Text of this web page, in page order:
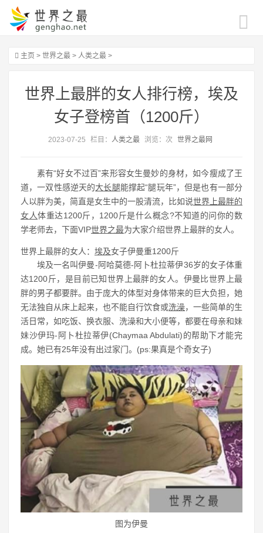
主页 > 世界之最 > 人类之最 >
世界上最胖的女人排行榜，埃及
女子登榜首（1200斤）
2023-07-25 栏目： 人类之最 浏览： 次 世界之最网
素有“好女不过百”来形容女生曼妙的身材，如今瘦成了王
道，一双性感逆天的大长腿能撑起“腿玩年”，但是也有一部分
人以胖为美，简直是女生中的一股清流，比如说世界上最胖的
女人体重达1200斤，1200斤是什么概念?不知道的问你的数
学老师去，下面VIP世界之最为大家介绍世界上最胖的女人。
世界上最胖的女人： 埃及女子伊曼重1200斤
埃及一名叫伊曼-阿哈莫德-阿卜杜拉蒂伊36岁的女子体重
达1200斤，是目前已知世界上最胖的女人。伊曼比世界上最
胖的男子都要胖。由于庞大的体型对身体带来的巨大负担，她
无法独自从床上起来，也不能自行饮食或洗澡，一些简单的生
活日常，如吃饭、换衣服、洗澡和大小便等，都要在母亲和妹
妹沙伊玛-阿卜杜拉蒂伊(Chaymaa Abdulati)的帮助下才能完
成。她已有25年没有出过家门。(ps:果真是个奇女子)
图为伊曼